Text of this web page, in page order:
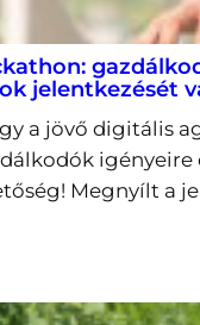
jelentkezését
a jövő digitális
igényeire
Megnyílt a